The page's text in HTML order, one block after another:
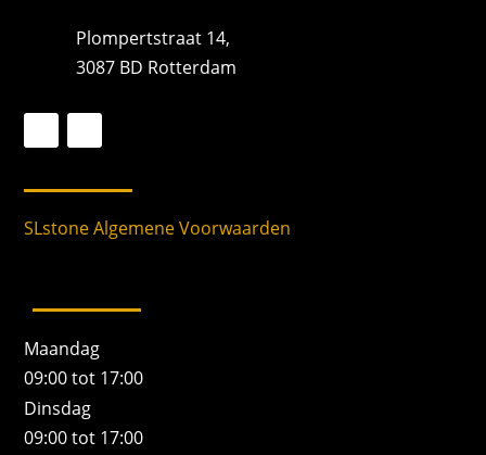
Plompertstraat 14,
3087 BD Rotterdam
SLstone Algemene Voorwaarden
Maandag
09:00 tot 17:00
Dinsdag
09:00 tot 17:00